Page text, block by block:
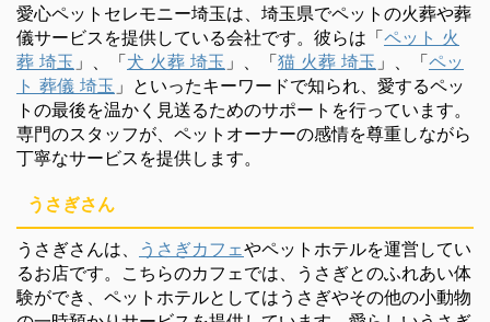
愛心ペットセレモニー埼玉は、埼玉県でペットの火葬や葬
儀サービスを提供している会社です。彼らは「ペット 火
葬 埼玉 」、「犬 火葬 埼玉 」、「猫 火葬 埼玉 」、「ペッ
ト 葬儀 埼玉 」といったキーワードで知られ、愛するペッ
トの最後を温かく見送るためのサポートを行っています。
専門のスタッフが、ペットオーナーの感情を尊重しながら
丁寧なサービスを提供します。
うさぎさん
うさぎさんは、 うさぎカフェやペットホテルを運営してい
るお店です。こちらのカフェでは、うさぎとのふれあい体
験ができ、ペットホテルとしてはうさぎやその他の小動物